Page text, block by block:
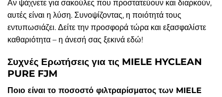
Αν ψάχνετε για σακούλες που προστατεύουν και διαρκούν,
αυτές είναι η λύση. Συνοψίζοντας, η ποιότητά τους
εντυπωσιάζει. Δείτε την προσφορά τώρα και εξασφαλίστε
καθαριότητα – η άνεσή σας ξεκινά εδώ!
Συχνές Ερωτήσεις για τις MIELE HYCLEAN
PURE FJM
Ποιο είναι το ποσοστό φιλτραρίσματος των MIELE